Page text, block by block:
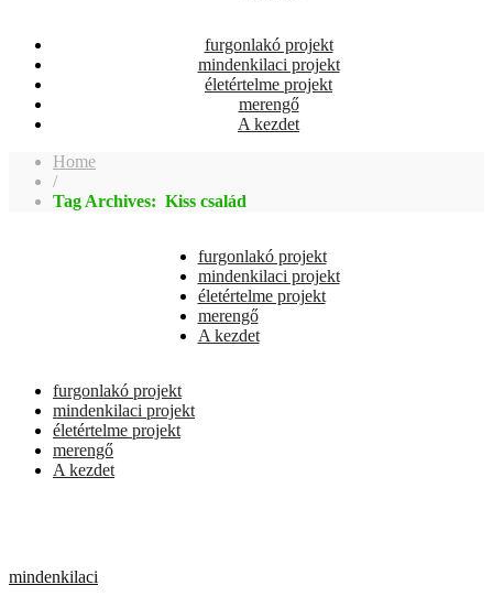
furgonlakó projekt
mindenkilaci projekt
életértelme projekt
merengő
A kezdet
Home
/
Tag Archives: Kiss család
furgonlakó projekt
mindenkilaci projekt
életértelme projekt
merengő
A kezdet
furgonlakó projekt
mindenkilaci projekt
életértelme projekt
merengő
A kezdet
mindenkilaci